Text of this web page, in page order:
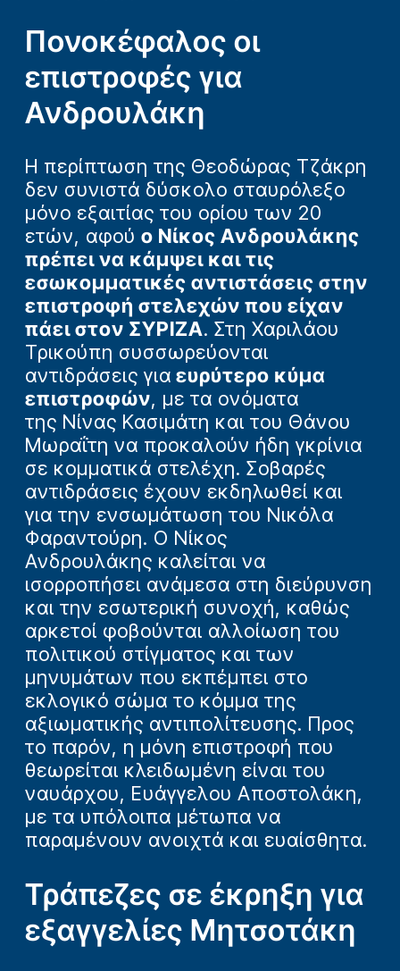
Πονοκέφαλος οι
επιστροφές για
Ανδρουλάκη
Η περίπτωση της Θεοδώρας Τζάκρη
δεν συνιστά δύσκολο σταυρόλεξο
μόνο εξαιτίας του ορίου των 20
ετών, αφού ο Νίκος Ανδρουλάκης
πρέπει να κάμψει και τις
εσωκομματικές αντιστάσεις στην
επιστροφή στελεχών που είχαν
πάει στον ΣΥΡΙΖΑ. Στη Χαριλάου
Τρικούπη συσσωρεύονται
αντιδράσεις για ευρύτερο κύμα
επιστροφών, με τα ονόματα
της Νίνας Κασιμάτη και του Θάνου
Μωραΐτη να προκαλούν ήδη γκρίνια
σε κομματικά στελέχη. Σοβαρές
αντιδράσεις έχουν εκδηλωθεί και
για την ενσωμάτωση του Νικόλα
Φαραντούρη. Ο Νίκος
Ανδρουλάκης καλείται να
ισορροπήσει ανάμεσα στη διεύρυνση
και την εσωτερική συνοχή, καθώς
αρκετοί φοβούνται αλλοίωση του
πολιτικού στίγματος και των
μηνυμάτων που εκπέμπει στο
εκλογικό σώμα το κόμμα της
αξιωματικής αντιπολίτευσης. Προς
το παρόν, η μόνη επιστροφή που
θεωρείται κλειδωμένη είναι του
ναυάρχου, Ευάγγελου Αποστολάκη,
με τα υπόλοιπα μέτωπα να
παραμένουν ανοιχτά και ευαίσθητα.
Τράπεζες σε έκρηξη για
εξαγγελίες Μητσοτάκη